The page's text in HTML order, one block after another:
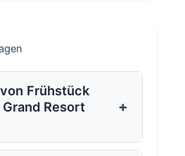
Frühstück
Resort
+